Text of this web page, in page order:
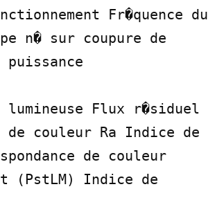
Fr�quence du
n� sur coupure de
Flux r�siduel
couleur Ra Indice de
de couleur
(PstLM) Indice de